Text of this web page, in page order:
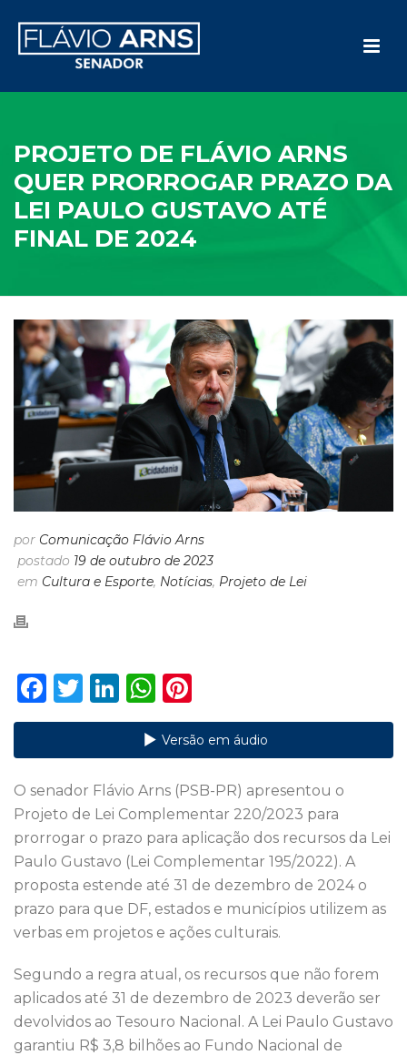
PROJETO DE FLÁVIO ARNS
QUER PRORROGAR PRAZO DA
LEI PAULO GUSTAVO ATÉ
FINAL DE 2024
por Comunicação Flávio Arns
postado 19 de outubro de 2023
em Cultura e Esporte, Notícias, Projeto de Lei
F
a
b
o
o
k
T
w
te
r
Li
n
e
dI
n
W
h
a
ts
A
p
p
n
te
st
Versão em áudio
O senador Flávio Arns (PSB-PR) apresentou o
Projeto de Lei Complementar 220/2023 para
prorrogar o prazo para aplicação dos recursos da Lei
Paulo Gustavo (Lei Complementar 195/2022). A
proposta estende até 31 de dezembro de 2024 o
prazo para que DF, estados e municípios utilizem as
verbas em projetos e ações culturais.
Segundo a regra atual, os recursos que não forem
aplicados até 31 de dezembro de 2023 deverão ser
devolvidos ao Tesouro Nacional. A Lei Paulo Gustavo
garantiu R$ 3,8 bilhões ao Fundo Nacional de